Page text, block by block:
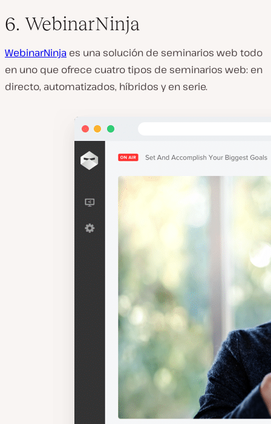
6. WebinarNinja
WebinarNinja es una solución de seminarios web todo
en uno que ofrece cuatro tipos de seminarios web: en
directo, automatizados, híbridos y en serie.